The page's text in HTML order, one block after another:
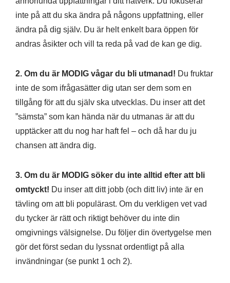
inte på att du ska ändra på någons uppfattning, eller
ändra på dig själv. Du är helt enkelt bara öppen för
andras åsikter och vill ta reda på vad de kan ge dig.
2. Om du är MODIG vågar du bli utmanad! Du fruktar
inte de som ifrågasätter dig utan ser dem som en
tillgång för att du själv ska utvecklas. Du inser att det
”sämsta” som kan hända när du utmanas är att du
upptäcker att du nog har haft fel – och då har du ju
chansen att ändra dig.
3. Om du är MODIG söker du inte alltid efter att bli
omtyckt! Du inser att ditt jobb (och ditt liv) inte är en
tävling om att bli populärast. Om du verkligen vet vad
du tycker är rätt och riktigt behöver du inte din
omgivnings välsignelse. Du följer din övertygelse men
gör det först sedan du lyssnat ordentligt på alla
invändningar (se punkt 1 och 2).